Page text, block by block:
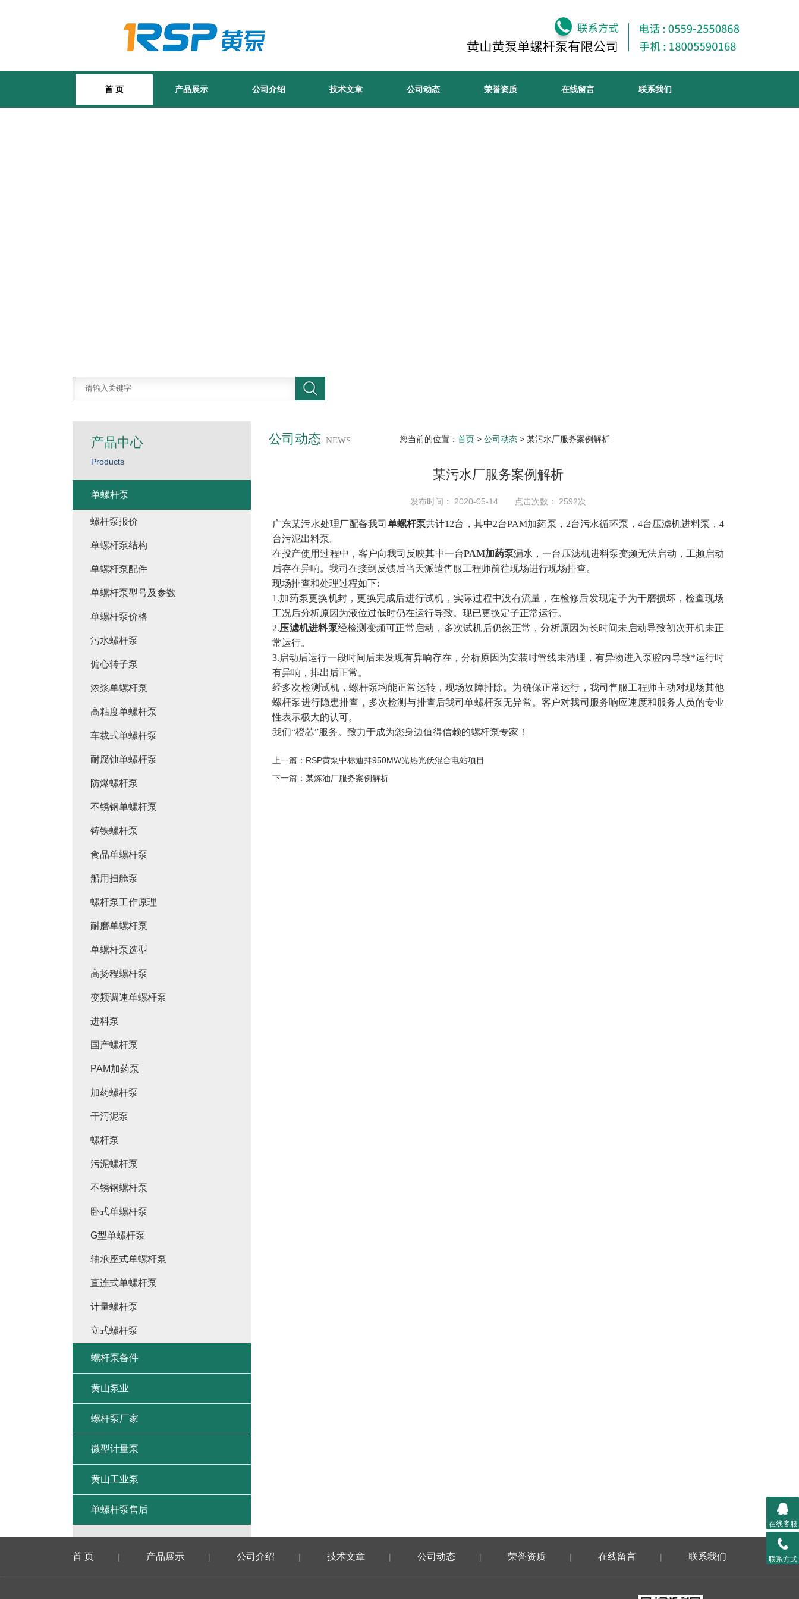
首 页 产品展示 公司介绍 技术文章 公司动态 荣誉资质 在线留言 联系我们
公司动态 NEWS 您当前的位置： 首页 > 公司动态 > 某污水厂服务案例解析
某污水厂服务案例解析
发布时间： 2020-05-14 点击次数： 2592次
广东某污水处理厂配备我司 单螺杆泵共计12台，其中2台PAM加药泵，2台污水循环泵，4台压滤机进料泵，4
台污泥出料泵。
在投产使用过程中，客户向我司反映其中一台PAM加药泵漏水，一台压滤机进料泵变频无法启动，工频启动
后存在异响。我司在接到反馈后当天派遣售服工程师前往现场进行现场排查。
现场排查和处理过程如下:
1.加药泵更换机封，更换完成后进行试机，实际过程中没有流量，在检修后发现定子为干磨损坏，检查现场
工况后分析原因为液位过低时仍在运行导致。现已更换定子正常运行。
2.压滤机进料泵经检测变频可正常启动，多次试机后仍然正常，分析原因为长时间未启动导致初次开机未正
常运行。
3.启动后运行一段时间后未发现有异响存在，分析原因为安装时管线未清理，有异物进入泵腔内导致*运行时
有异响，排出后正常。
经多次检测试机，螺杆泵均能正常运转，现场故障排除。为确保正常运行，我司售服工程师主动对现场其他
螺杆泵进行隐患排查，多次检测与排查后我司单螺杆泵无异常。客户对我司服务响应速度和服务人员的专业
性表示极大的认可。
我们“橙芯”服务。致力于成为您身边值得信赖的螺杆泵专家！
上一篇： RSP黄泵中标迪拜950MW光热光伏混合电站项目
下一篇： 某炼油厂服务案例解析
产品中心
Products
单螺杆泵
螺杆泵报价
单螺杆泵结构
单螺杆泵配件
单螺杆泵型号及参数
单螺杆泵价格
污水螺杆泵
偏心转子泵
浓浆单螺杆泵
高粘度单螺杆泵
车载式单螺杆泵
耐腐蚀单螺杆泵
防爆螺杆泵
不锈钢单螺杆泵
铸铁螺杆泵
食品单螺杆泵
船用扫舱泵
螺杆泵工作原理
耐磨单螺杆泵
单螺杆泵选型
高扬程螺杆泵
变频调速单螺杆泵
进料泵
国产螺杆泵
PAM加药泵
加药螺杆泵
干污泥泵
螺杆泵
污泥螺杆泵
不锈钢螺杆泵
卧式单螺杆泵
G型单螺杆泵
轴承座式单螺杆泵
直连式单螺杆泵
计量螺杆泵
立式螺杆泵
螺杆泵备件
黄山泵业
螺杆泵厂家
微型计量泵
黄山工业泵
单螺杆泵售后
首 页 | 产品展示 | 公司介绍 | 技术文章 | 公司动态 | 荣誉资质 | 在线留言 | 联系我们
在线客服
联系方式